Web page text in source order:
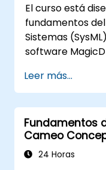
diagramas y
diagramas para
El curso está
fundamentos
Sistemas
software
Sistemas Basada
mejores
enseña los
características
suites de
está diseñada
Leer más...
Fundamentos
Cameo
24 Horas